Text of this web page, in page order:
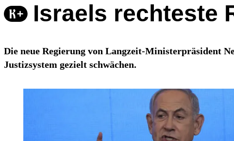
Israels rechteste
Die neue Regierung von Langzeit-Ministerpräsident
Justizsystem gezielt schwächen.